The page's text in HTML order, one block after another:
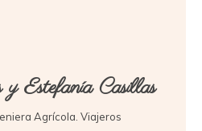
Estefanía Casillas
Agrícola. Viajeros